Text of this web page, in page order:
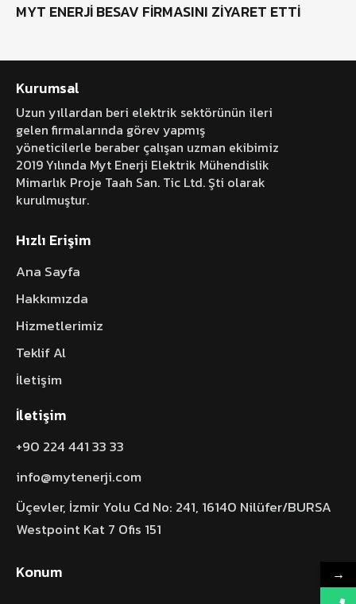
MYT ENERJİ BESAV FİRMASINI ZİYARET ETTİ
Kurumsal
Uzun yıllardan beri elektrik sektörünün ileri
gelen firmalarında görev yapmış
yöneticilerle beraber çalışan uzman ekibimiz
2019 Yılında Myt Enerji Elektrik Mühendislik
Mimarlık Proje Taah San. Tic Ltd. Şti olarak
kurulmuştur.
Hızlı Erişim
Ana Sayfa
Hakkımızda
Hizmetlerimiz
Teklif Al
İletişim
İletişim
+90 224 441 33 33
info@mytenerji.com
Üçevler, İzmir Yolu Cd No: 241, 16140 Nilüfer/BURSA
Westpoint Kat 7 Ofis 151
Konum →